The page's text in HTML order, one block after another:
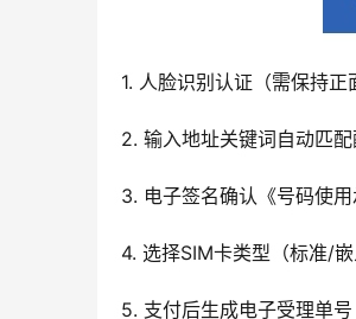
1. 人脸识别认证（需保持正
2. 输入地址关键词自动匹
3. 电子签名确认《号码使用
4. 选择SIM卡类型（标准/嵌
5. 支付后生成电子受理单号